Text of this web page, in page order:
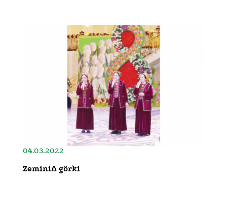
04.03.2022
Zeminiň görki